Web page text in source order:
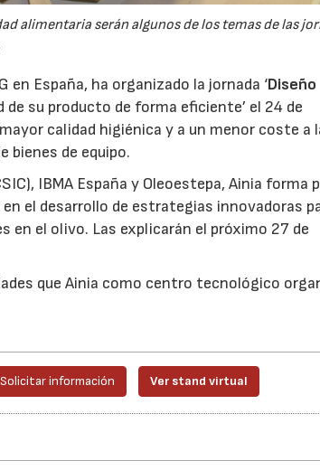
alimentaria serán algunos de los temas de las
en España, ha organizado la jornada ‘Diseño
de su producto de forma eficiente’ el 24 de
calidad higiénica y a un menor coste a
bienes de equipo.
IBMA España y Oleoestepa, Ainia forma
el desarrollo de estrategias innovadoras
en el olivo. Las explicarán el próximo 27 de
que Ainia como centro tecnológico
Solicitar información Ver stand virtual
21/07/2026 28/07/2026